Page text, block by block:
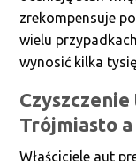
zrekompensuje
wielu
wynosić kilka
Trójmiasto
Właściciele aut